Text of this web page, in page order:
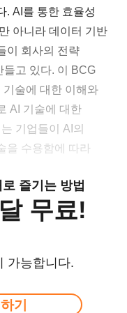
. AI를 통한 효율성
아니라 데이터 기반
이 회사의 전략
들고 있다. 이 BCG
기술에 대한 이해와
AI 기술에 대한
기업들이 AI의
을 수용함에 따라
즐기는 방법
무료!
가능합니다.
기